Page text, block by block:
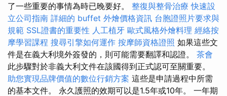
了一些重要的事情為時已晚要好。 整復與整骨治療 快速設
立公司指南 詳細的 buffet 外燴價格資訊 台胞證照片要求與
規範 SSL證書的重要性 人工植牙 歐式風格外燴料理 經絡按
摩學習課程 搜尋引擎如何運作 按摩師資格證照 如果這些文
件是在義大利境外簽發的，則可能需要翻譯和認證。 茶會
此步驟對於非義大利文件在該國得到正式認可至關重要。
助您實現品牌價值的數位行銷方案 這些是申請過程中所需
的基本文件。 永久護照的效期可以是1.5年或10年。 一年期